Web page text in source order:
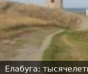
Елабуга: